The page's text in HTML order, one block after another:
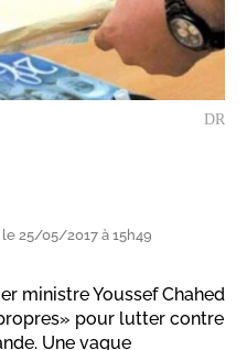
DR
25/05/2017 à 15h49
ministre Youssef Chahed
pour lutter contre
Une vague